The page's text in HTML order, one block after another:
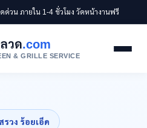
ด่วน ภายใน 1-4 ชั่วโมง วัดหน้างานฟรี
วด.com
& GRILLE SERVICE
รวง ร้อยเอ็ด